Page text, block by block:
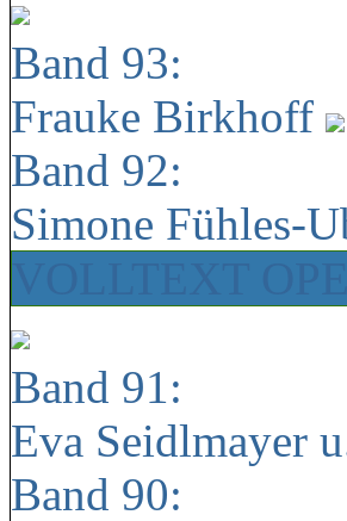
Band 93:
Frauke Birkhoff
Band 92:
Simone Fühles-
Band 91:
Eva Seidlmayer
Band 90: